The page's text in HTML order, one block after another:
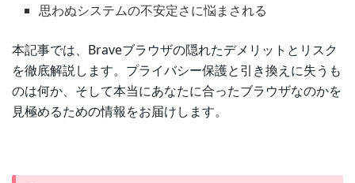
思わぬシステムの不安定さに悩まされる
本記事では、Braveブラウザの隠れたデメリットとリスク
を徹底解説します。プライバシー保護と引き換えに失うも
のは何か、そして本当にあなたに合ったブラウザなのかを
見極めるための情報をお届けします。